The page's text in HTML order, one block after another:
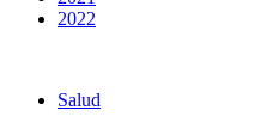
2022
Salud